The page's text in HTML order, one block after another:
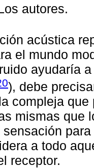
autores.
acústica
el mundo
ayudaría
), debe
compleja
mismas que
a todo
receptor.